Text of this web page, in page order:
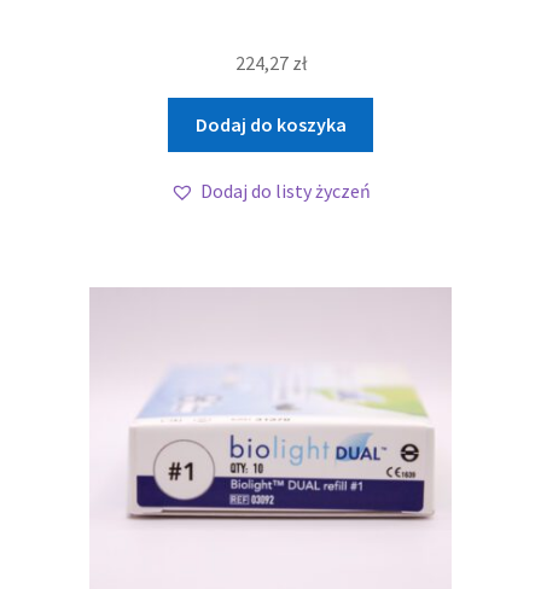
224,27 zł
Dodaj do koszyka
Dodaj do listy życzeń